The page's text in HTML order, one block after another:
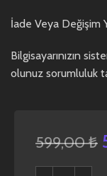
İade Veya Değişim
Bilgisayarınızın
olunuz sorumluluk
599,00₺